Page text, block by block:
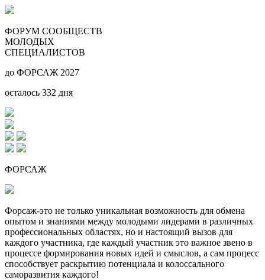
ФОРУМ СООБЩЕСТВ
МОЛОДЫХ
СПЕЦИАЛИСТОВ
до ФОРСАЖ 2027
осталось 332 дня
ФОРСАЖ
Форсаж-это не только уникальная возможность для обмена
опытом и знаниями между молодыми лидерами в различных
профессиональных областях, но и настоящий вызов для
каждого участника, где каждый участник это важное звено в
процессе формирования новых идей и смыслов, а сам процесс
способствует раскрытию потенциала и колоссального
саморазвития каждого!